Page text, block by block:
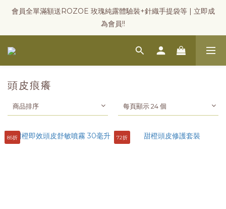
會員全單滿額送ROZOE 玫瑰純露體驗裝+針織手提袋等 | 立即成
為會員!!
頭皮痕癢
商品排序 每頁顯示 24 個
85折 72折